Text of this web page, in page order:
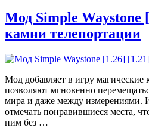
Мод Simple Waystone
камни телепортации
Мод добавляет в игру
позволяют мгновенно
мира и даже между измерениями.
отмечать понравившиеся места,
ним без …